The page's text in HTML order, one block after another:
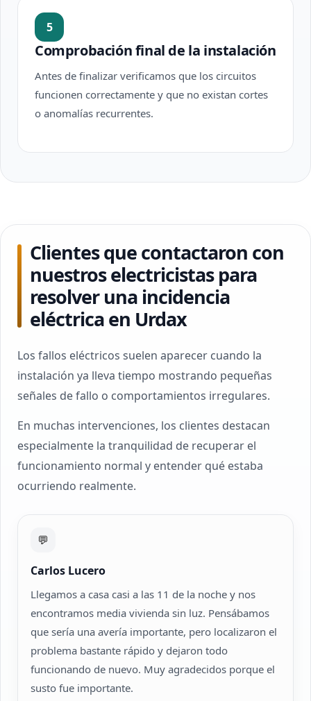
5
Comprobación final de la instalación
Antes de finalizar verificamos que los circuitos
funcionen correctamente y que no existan cortes
o anomalías recurrentes.
Clientes que contactaron con
nuestros electricistas para
resolver una incidencia
eléctrica en Urdax
Los fallos eléctricos suelen aparecer cuando la
instalación ya lleva tiempo mostrando pequeñas
señales de fallo o comportamientos irregulares.
En muchas intervenciones, los clientes destacan
especialmente la tranquilidad de recuperar el
funcionamiento normal y entender qué estaba
ocurriendo realmente.
💬
Carlos Lucero
Llegamos a casa casi a las 11 de la noche y nos
encontramos media vivienda sin luz. Pensábamos
que sería una avería importante, pero localizaron el
problema bastante rápido y dejaron todo
funcionando de nuevo. Muy agradecidos porque el
susto fue importante.